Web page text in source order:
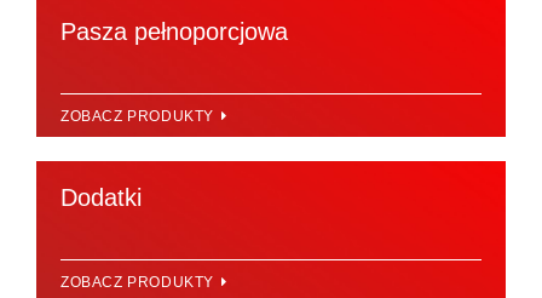
Pasza pełnoporcjowa
ZOBACZ PRODUKTY
Dodatki
ZOBACZ PRODUKTY